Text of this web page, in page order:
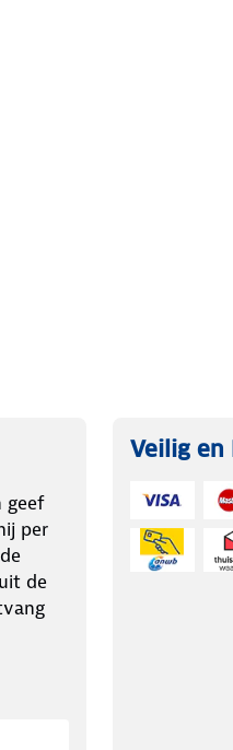
geef
per
de
Veilig en